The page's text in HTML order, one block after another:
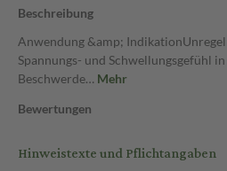
Beschreibung
Anwendung &amp;
Spannungs- und Schwellungsgefühl
Beschwerde… Mehr
Bewertungen
Hinweistexte und Pflichtangaben